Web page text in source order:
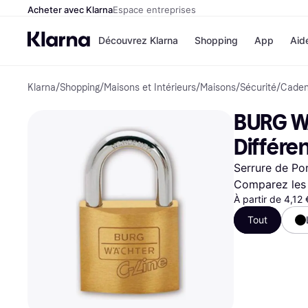
Acheter avec KlarnaEspace entreprises
Découvrez Klarna
Options de
paiement
Payer maintenant
Paiement en 3 fois
Paiement à 30 jours
Klarna sur Apple Pay
Shopping
Magasins
Airbnb
Temu
JD
Voir tous
App
Klarna/Shopping/Maisons et Intérieurs/Maisons/Sécurité/
BURG
Serrure de
Comparez
À partir de 4,12
Tout